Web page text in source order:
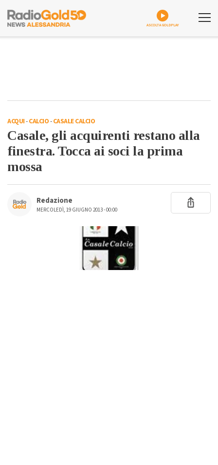
ASCOLTA GOLDPLAY
ACQUI-CALCIO-CASALE CALCIO
Casale, gli acquirenti restano alla
finestra. Tocca ai soci la prima
mossa
Redazione
MERCOLEDÌ, 19 GIUGNO 2013 - 00:00